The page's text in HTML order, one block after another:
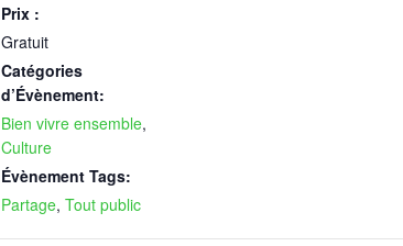
Prix :
Gratuit
Catégories
d’Évènement:
Bien vivre ensemble,
Culture
Évènement Tags:
Partage, Tout public